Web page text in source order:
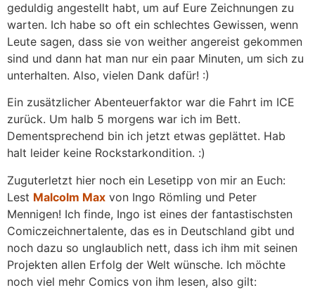
geduldig angestellt habt, um auf Eure Zeichnungen zu
warten. Ich habe so oft ein schlechtes Gewissen, wenn
Leute sagen, dass sie von weither angereist gekommen
sind und dann hat man nur ein paar Minuten, um sich zu
unterhalten. Also, vielen Dank dafür! :)
Ein zusätzlicher Abenteuerfaktor war die Fahrt im ICE
zurück. Um halb 5 morgens war ich im Bett.
Dementsprechend bin ich jetzt etwas geplättet. Hab
halt leider keine Rockstarkondition. :)
Zuguterletzt hier noch ein Lesetipp von mir an Euch:
Lest Malcolm Max von Ingo Römling und Peter
Mennigen! Ich finde, Ingo ist eines der fantastischsten
Comiczeichnertalente, das es in Deutschland gibt und
noch dazu so unglaublich nett, dass ich ihm mit seinen
Projekten allen Erfolg der Welt wünsche. Ich möchte
noch viel mehr Comics von ihm lesen, also gilt: